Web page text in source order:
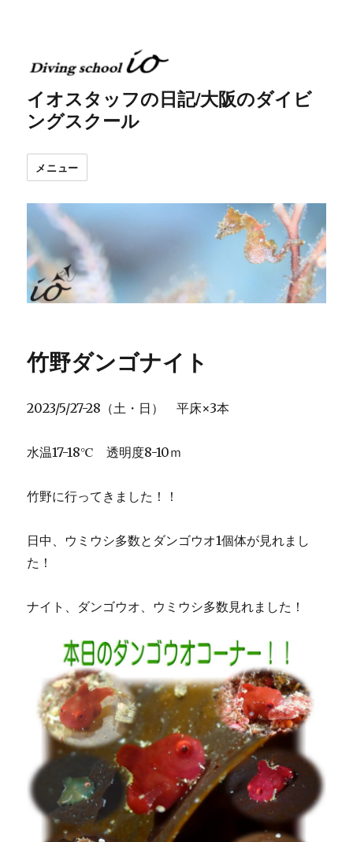
イオスタッフの日記/大阪のダイビ
ングスクール
メニュー
竹野ダンゴナイト
2023/5/27-28（土・日） 平床×3本
水温17-18℃ 透明度8-10ｍ
竹野に行ってきました！！
日中、ウミウシ多数とダンゴウオ1個体が見れまし
た！
ナイト、ダンゴウオ、ウミウシ多数見れました！